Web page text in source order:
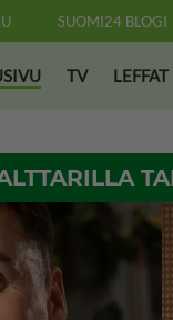
SUOMI24 BLOGI
TV LEFFAT